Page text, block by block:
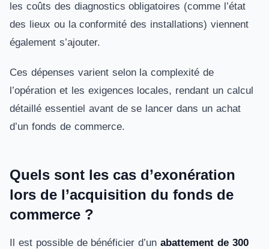
les coûts des diagnostics obligatoires (comme l’état
des lieux ou la conformité des installations) viennent
également s’ajouter.
Ces dépenses varient selon la complexité de
l’opération et les exigences locales, rendant un calcul
détaillé essentiel avant de se lancer dans un achat
d’un fonds de commerce.
Quels sont les cas d’exonération
lors de l’acquisition du fonds de
commerce ?
Il est possible de bénéficier d’unabattement de 300